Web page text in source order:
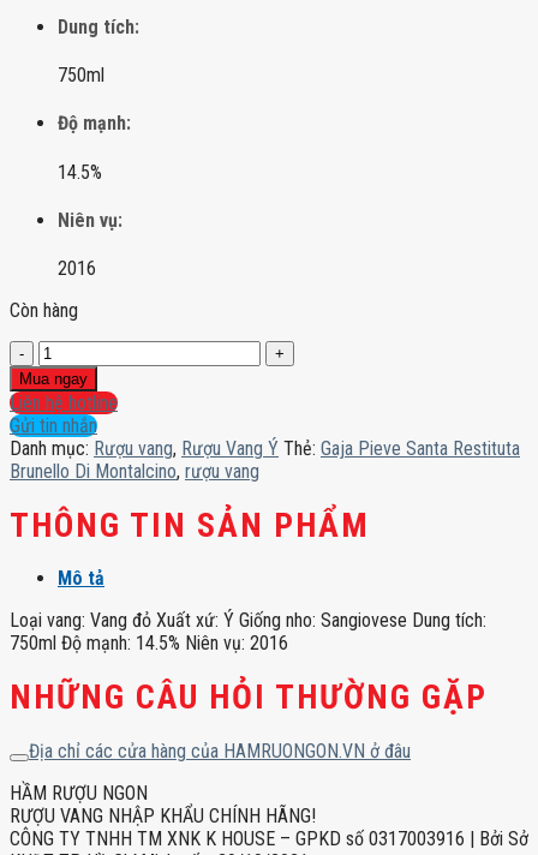
Dung tích:
750ml
Độ mạnh:
14.5%
Niên vụ:
2016
Còn hàng
Gaja
Pieve
Santa
Restituta
Brunello
Di
Montalcino
số
lượng
Mua ngay
Liên hệ hotline
Gửi tin nhắn
Danh mục: Rượu vang, Rượu Vang Ý Thẻ: Gaja Pieve Santa Restituta
Brunello Di Montalcino, rượu vang
THÔNG TIN SẢN PHẨM
Mô tả
Loại vang: Vang đỏ Xuất xứ: Ý Giống nho: Sangiovese Dung tích:
750ml Độ mạnh: 14.5% Niên vụ: 2016
NHỮNG CÂU HỎI THƯỜNG GẶP
Địa chỉ các cửa hàng của HAMRUONGON.VN ở đâu
HẦM RƯỢU NGON
RƯỢU VANG NHẬP KHẨU CHÍNH HÃNG!
CÔNG TY TNHH TM XNK K HOUSE – GPKD số 0317003916 | Bởi Sở